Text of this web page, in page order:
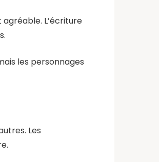
agréable. L’écriture
les personnages
Les